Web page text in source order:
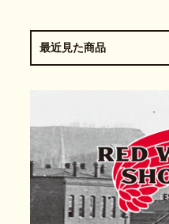
最近見た商品